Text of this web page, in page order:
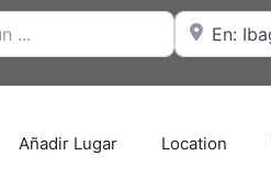
Cerca de
Añadir Lugar Location